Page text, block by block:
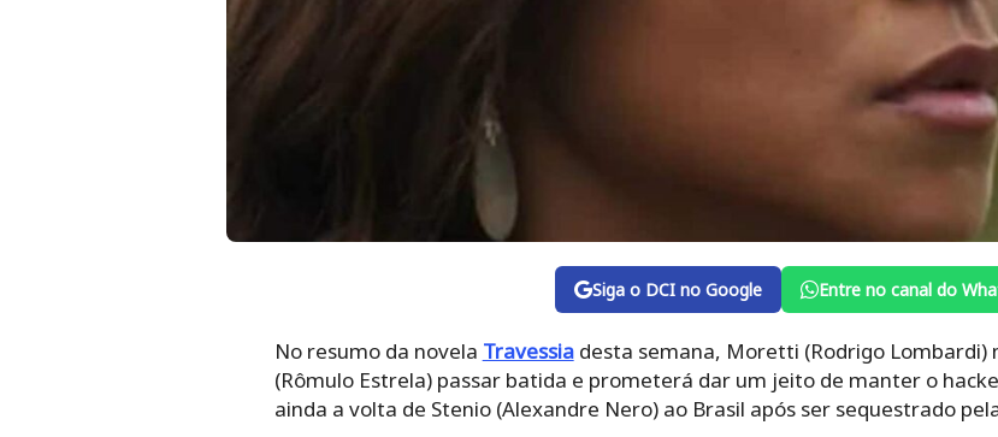
Siga o DCI no Google Entre no canal do
No resumo da novela Travessiadesta semana, Moretti (Rodrigo Lombardi)
(Rômulo Estrela) passar batida e prometerá dar um jeito de manter o
ainda a volta de Stenio (Alexandre Nero) ao Brasil após ser sequestrado